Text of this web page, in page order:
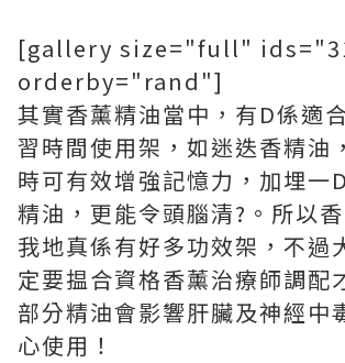
[gallery size="full"
orderby="rand"]
其實香薰精油當中，有D係適
習時間使用架，如迷迭香精油
時可有效增強記憶力，加埋
精油，更能令頭腦清?。所以
我地真係有好多功效架，不過
定要揾合資格香薰治療師調配
部分精油會影響肝臟及神經中
心使用！